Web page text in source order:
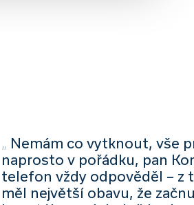
„ Nemám co vytknout, vše
naprosto v pořádku, pan
telefon vždy odpověděl – z
měl největší obavu, že